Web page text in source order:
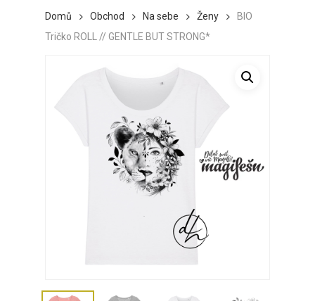
Domů Obchod Na sebe Ženy
BIO
Tričko ROLL // GENTLE BUT STRONG*